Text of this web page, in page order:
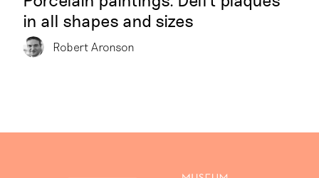
in all shapes and sizes
Robert Aronson